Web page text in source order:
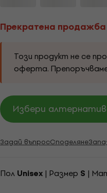
Прекратена продажба
Този продукт не се
оферта.
Избери
Задай въпросСподеляне
Пол Unisex | Pазмер S |